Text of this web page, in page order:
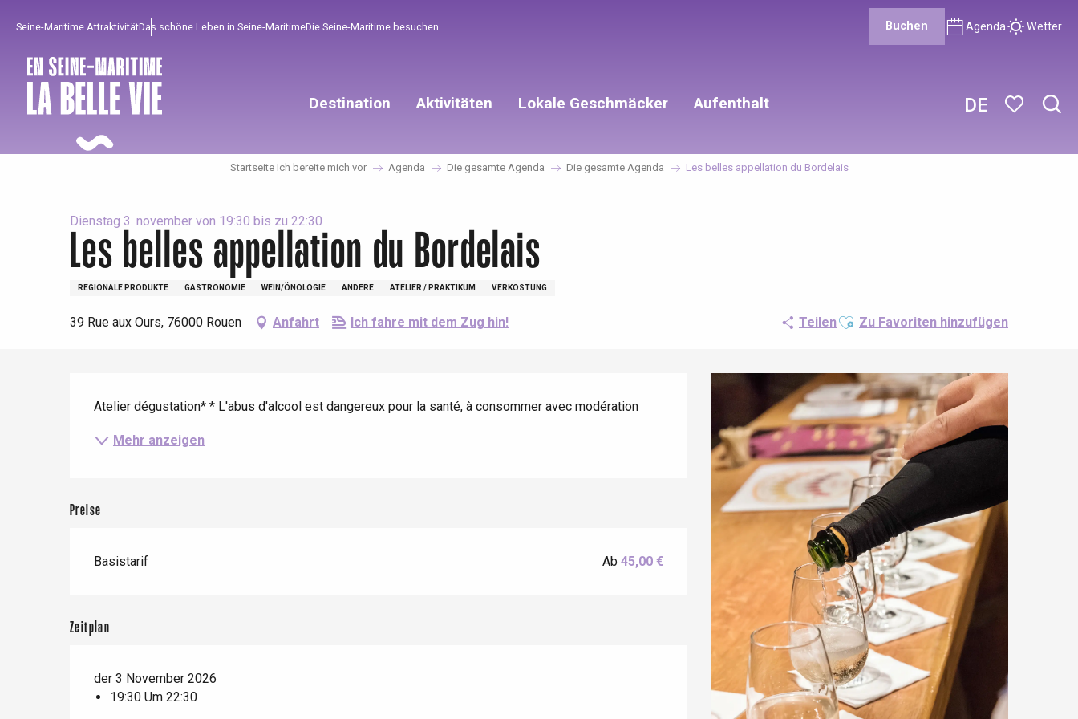
principal
DE
Seine-Maritime AttraktivitätDas schöne Leben in Seine-MaritimeDie Seine-Maritime besuchen Buchen Agenda Wetter
Destination
Dieppe
Aktivitäten
Um zu profitieren
Die gesamte Agenda
Mit den Kindern
Unter Freunden
Lokale Geschmäcker
Unumgänglich
Trendige Orte
Aussicht
Aufenthalt
Gut aus der Heimat !
Aufenthalte am Meer
Fahrradaufenthalte
Startseite Ich bereite mich vor Agenda Die gesamte Agenda Die gesamte Agenda Les belles appellation du Bordelais
Dienstag 3. november von 19:30 bis zu 22:30
Les belles appellation du Bordelais
REGIONALE PRODUKTE GASTRONOMIE WEIN/ÖNOLOGIE ANDERE ATELIER / PRAKTIKUM VERKOSTUNG
39 Rue aux Ours, 76000 Rouen Anfahrt Ich fahre mit dem Zug hin! TeilenAjouter aux favoris
Zu Favoriten hinzufügen
Atelier dégustation* * L'abus d'alcool est dangereux pour la santé, à consommer avec modération
Mehr anzeigen
Preise
Basistarif Ab45,00 €
Zeitplan
der 3 November 2026
19:30 Um 22:30